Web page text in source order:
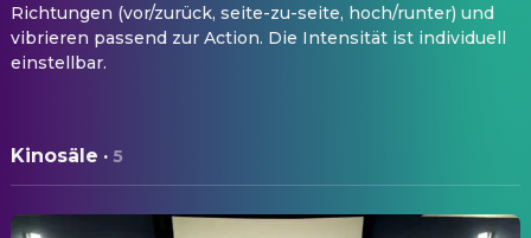
Richtungen (vor/zurück, seite-zu-seite, hoch/runter) und
vibrieren passend zur Action. Die Intensität ist individuell
einstellbar.
Kinosäle · 5